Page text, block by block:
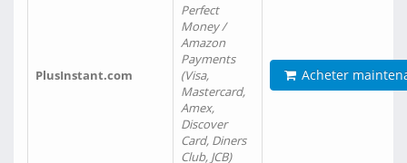
PlusInstant.com
Perfect
Money /
Amazon
Payments
(Visa,
Mastercard,
Amex,
Discover
Card, Diners
Club, JCB)
Acheter